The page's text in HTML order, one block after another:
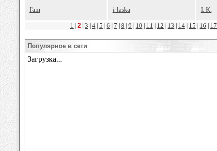
I'am i-laska I. K.
1 2 3 4 5 6 7 8 9 10 11 12 13 14 15 16 17
Популярное в сети